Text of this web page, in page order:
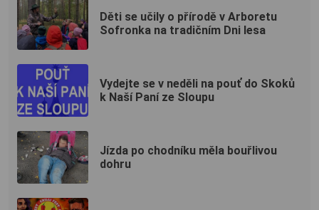
Děti se učily o přírodě v Arboretu
Sofronka na tradičním Dni lesa
Vydejte se v neděli na pouť do Skoků
k Naší Paní ze Sloupu
Jízda po chodníku měla bouřlivou
dohru